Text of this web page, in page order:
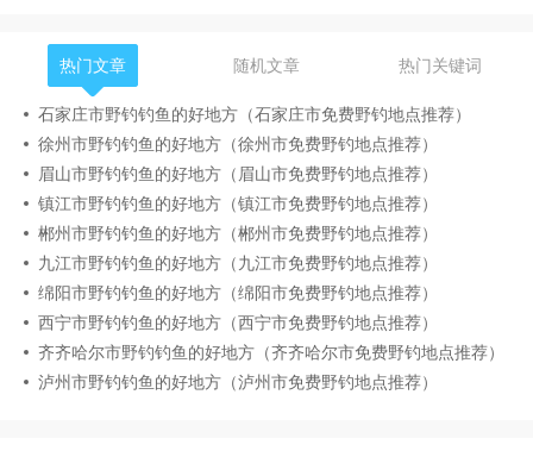
热门文章 随机文章 热门关键词
石家庄市野钓钓鱼的好地方（石家庄市免费野钓地点推荐）
徐州市野钓钓鱼的好地方（徐州市免费野钓地点推荐）
眉山市野钓钓鱼的好地方（眉山市免费野钓地点推荐）
镇江市野钓钓鱼的好地方（镇江市免费野钓地点推荐）
郴州市野钓钓鱼的好地方（郴州市免费野钓地点推荐）
九江市野钓钓鱼的好地方（九江市免费野钓地点推荐）
绵阳市野钓钓鱼的好地方（绵阳市免费野钓地点推荐）
西宁市野钓钓鱼的好地方（西宁市免费野钓地点推荐）
齐齐哈尔市野钓钓鱼的好地方（齐齐哈尔市免费野钓地点推荐）
泸州市野钓钓鱼的好地方（泸州市免费野钓地点推荐）